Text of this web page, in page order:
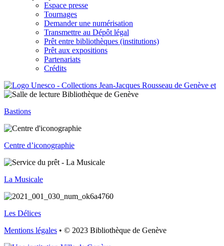
Espace presse
Tournages
Demander une numérisation
Transmettre au Dépôt légal
Prêt entre bibliothèques (institutions)
Prêt aux expositions
Partenariats
Crédits
Bastions
Centre d’iconographie
La Musicale
Les Délices
Mentions légales • © 2023 Bibliothèque de Genève